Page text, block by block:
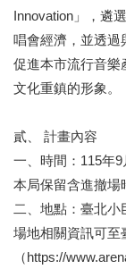
資
源
申
請
案
件
政
府
Innovation」，遴
唱會經濟，並透過
促進本市流行音樂
文化重鎮的形象。
貳、 計畫內容
一、時間：115年
本局保留含進撤場
二、地點：臺北小
場地相關資訊可至
（https://